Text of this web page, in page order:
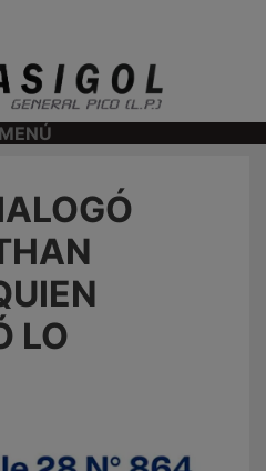
MENÚ
LO